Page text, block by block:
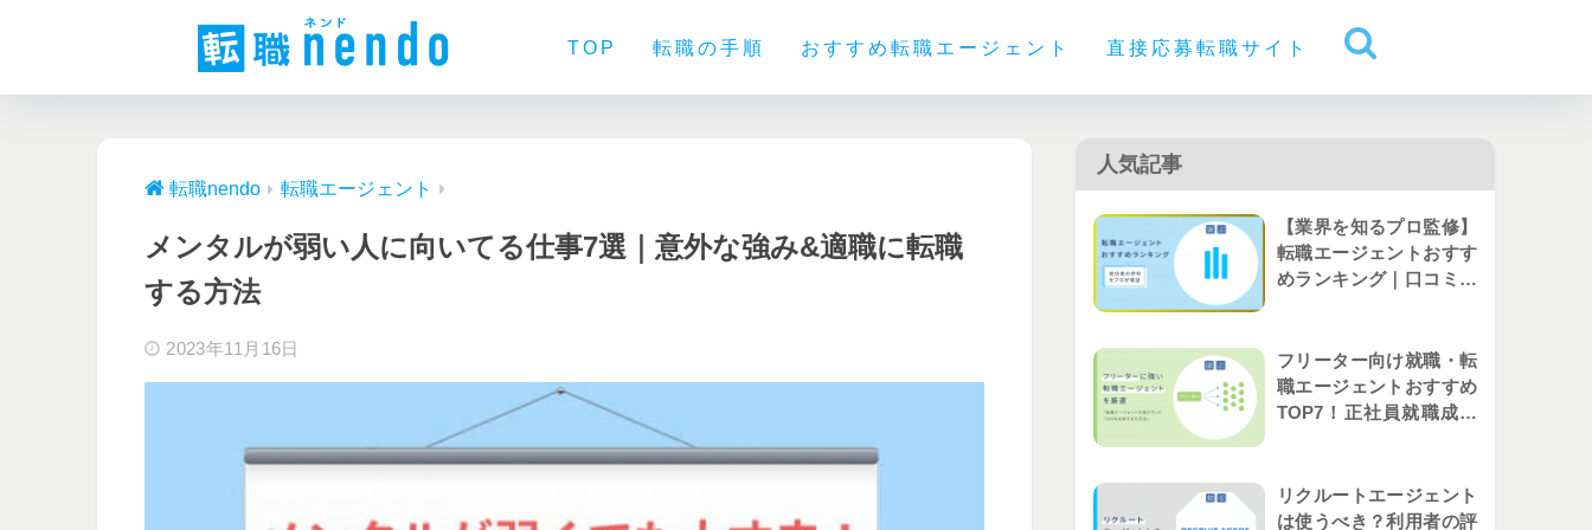
TOP 転職の手順 おすすめ転職エージェント 直接応募転職サイト
転職nendo 転職エージェント
メンタルが弱い人に向いてる仕事7選｜意外な強み&適職に転職
する方法
2023年11月16日
人気記事
【業界を知るプロ監修】
転職エージェントおすす
めランキング｜口コミか
フリーター向け就職・転
職エージェントおすすめ
TOP7！正社員就職成功
リクルートエージェント
は使うべき？利用者の評